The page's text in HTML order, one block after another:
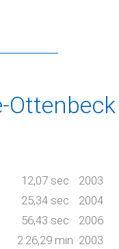
Ottenbeck
12,07 sec
2003
25,34 sec
2004
56,43 sec
2006
2:26,29 min 2003